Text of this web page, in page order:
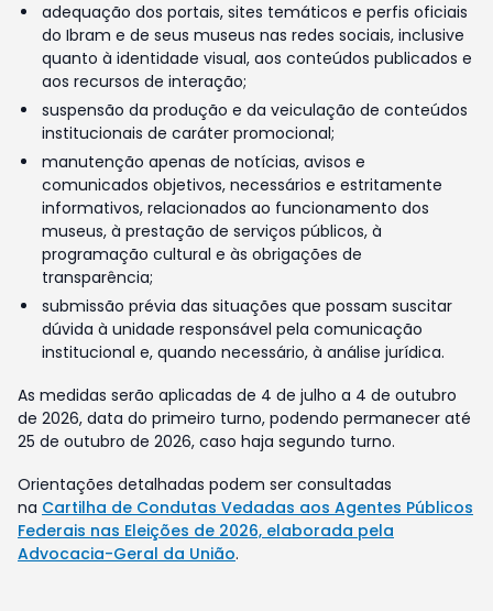
adequação dos portais, sites temáticos e perfis oficiais
do Ibram e de seus museus nas redes sociais, inclusive
quanto à identidade visual, aos conteúdos publicados e
aos recursos de interação;
suspensão da produção e da veiculação de conteúdos
institucionais de caráter promocional;
manutenção apenas de notícias, avisos e
comunicados objetivos, necessários e estritamente
informativos, relacionados ao funcionamento dos
museus, à prestação de serviços públicos, à
programação cultural e às obrigações de
transparência;
submissão prévia das situações que possam suscitar
dúvida à unidade responsável pela comunicação
institucional e, quando necessário, à análise jurídica.
As medidas serão aplicadas de 4 de julho a 4 de outubro
de 2026, data do primeiro turno, podendo permanecer até
25 de outubro de 2026, caso haja segundo turno.
Orientações detalhadas podem ser consultadas
na Cartilha de Condutas Vedadas aos Agentes Públicos
Federais nas Eleições de 2026, elaborada pela
Advocacia-Geral da União.